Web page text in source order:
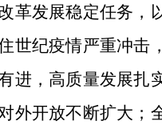
革发展稳定任务
世纪疫情严重冲
进，高质量发展扎
外开放不断扩大；